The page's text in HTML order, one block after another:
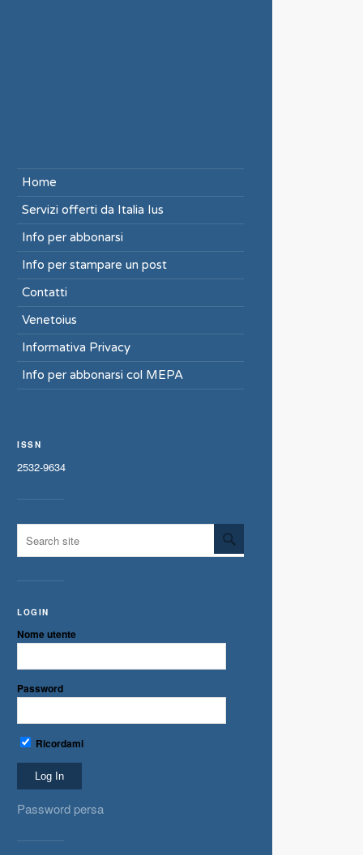
Home
Servizi offerti da Italia Ius
Info per abbonarsi
Info per stampare un post
Contatti
Venetoius
Informativa Privacy
Info per abbonarsi col MEPA
ISSN
2532-9634
LOGIN
Nome utente
Password
Ricordami
Password persa